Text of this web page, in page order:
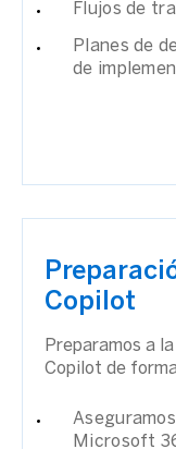
Flujos de
Planes de
de
Copilot
Preparamos a
Copilot de
Microsoft